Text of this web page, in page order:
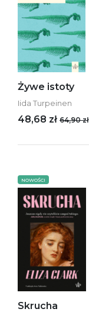
Żywe istoty
Iida Turpeinen
48,68 zł 64,90 zł
NOWOŚCI
Skrucha